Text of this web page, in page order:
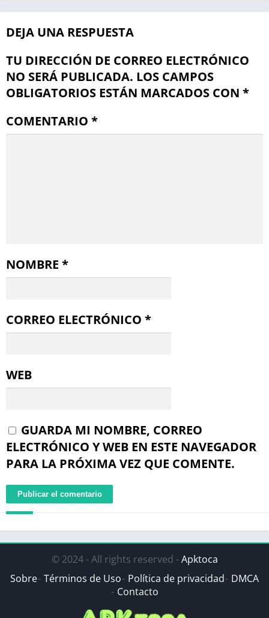
DEJA UNA RESPUESTA
TU DIRECCIÓN DE CORREO ELECTRÓNICO
NO SERÁ PUBLICADA. LOS CAMPOS
OBLIGATORIOS ESTÁN MARCADOS CON *
COMENTARIO *
NOMBRE *
CORREO ELECTRÓNICO *
WEB
GUARDA MI NOMBRE, CORREO
ELECTRÓNICO Y WEB EN ESTE NAVEGADOR
PARA LA PRÓXIMA VEZ QUE COMENTE.
© 2024 - All rights reserved -Apktoca
Sobre Términos de Uso Política de privacidad DMCA
Contacto